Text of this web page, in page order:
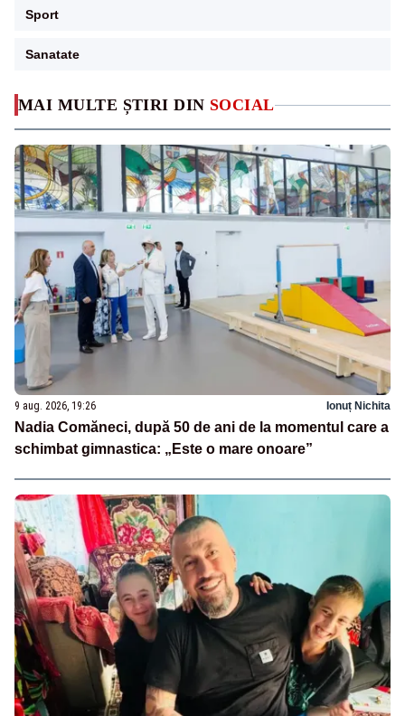
MAI MULTE ȘTIRI DIN SOCIAL
9 aug. 2026, 19:26 Ionuț Nichita
Nadia Comăneci, după 50 de ani de la momentul care a
schimbat gimnastica: „Este o mare onoare”
Sport
Sanatate